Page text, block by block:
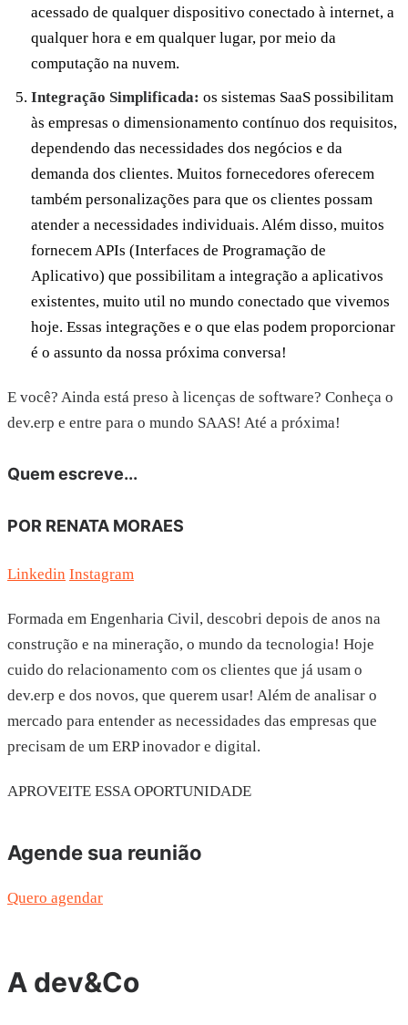
acessado de qualquer dispositivo conectado à internet, a
qualquer hora e em qualquer lugar, por meio da
computação na nuvem.
Integração Simplificada: os sistemas SaaS possibilitam
às empresas o dimensionamento contínuo dos requisitos,
dependendo das necessidades dos negócios e da
demanda dos clientes. Muitos fornecedores oferecem
também personalizações para que os clientes possam
atender a necessidades individuais. Além disso, muitos
fornecem APIs (Interfaces de Programação de
Aplicativo) que possibilitam a integração a aplicativos
existentes, muito util no mundo conectado que vivemos
hoje. Essas integrações e o que elas podem proporcionar
é o assunto da nossa próxima conversa!
E você? Ainda está preso à licenças de software? Conheça o
dev.erp e entre para o mundo SAAS! Até a próxima!
Quem escreve...
POR RENATA MORAES
Linkedin Instagram
Formada em Engenharia Civil, descobri depois de anos na
construção e na mineração, o mundo da tecnologia! Hoje
cuido do relacionamento com os clientes que já usam o
dev.erp e dos novos, que querem usar! Além de analisar o
mercado para entender as necessidades das empresas que
precisam de um ERP inovador e digital.
APROVEITE ESSA OPORTUNIDADE
Agende sua reunião
Quero agendar
A dev&Co